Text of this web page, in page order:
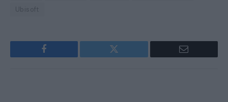
Ubisoft
Facebook Twitter Email